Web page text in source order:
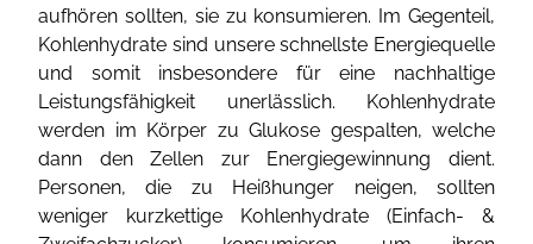
aufhören sollten, sie zu konsumieren. Im Gegenteil,
Kohlenhydrate sind unsere schnellste Energiequelle
und somit insbesondere für eine nachhaltige
Leistungsfähigkeit unerlässlich. Kohlenhydrate
werden im Körper zu Glukose gespalten, welche
dann den Zellen zur Energiegewinnung dient.
Personen, die zu Heißhunger neigen, sollten
weniger kurzkettige Kohlenhydrate (Einfach- &